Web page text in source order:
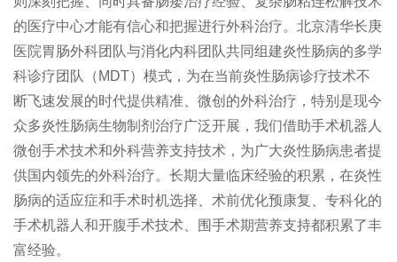
的医疗中心才能有信心和把握进行外科治疗。北京清华长庚
医院胃肠外科团队与消化内科团队共同组建炎性肠病的多学
科诊疗团队（MDT）模式，为在当前炎性肠病诊疗技术不
断飞速发展的时代提供精准、微创的外科治疗，特别是现今
众多炎性肠病生物制剂治疗广泛开展，我们借助手术机器人
微创手术技术和外科营养支持技术，为广大炎性肠病患者提
供国内领先的外科治疗。长期大量临床经验的积累，在炎性
肠病的适应症和手术时机选择、术前优化预康复、专科化的
手术机器人和开腹手术技术、围手术期营养支持都积累了丰
富经验。